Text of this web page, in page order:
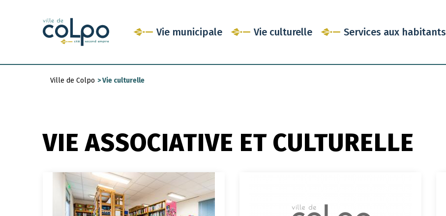
Vie municipale Vie culturelle Services aux habitants
Ville de Colpo >Vie culturelle
VIE ASSOCIATIVE ET CULTURELLE